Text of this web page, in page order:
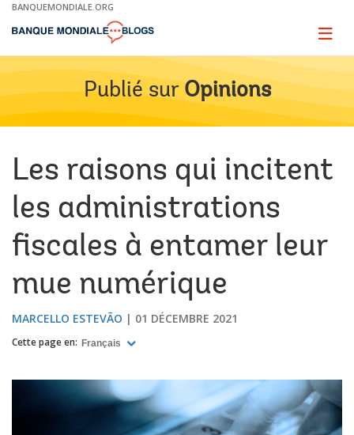
Skip
Main
BANQUEMONDIALE.ORG
Page
Publié sur Opinions
Les raisons qui incitent
les administrations
fiscales à entamer leur
mue numérique
MARCELLO ESTEVÃO 01 DÉCEMBRE 2021
Cette page en: Français